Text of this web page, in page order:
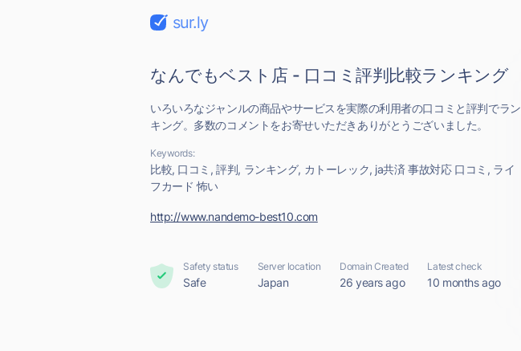
sur.ly
なんでもベスト店 - 口コミ評判比較ランキング
いろいろなジャンルの商品やサービスを実際の利用者の口コミと評判でラン
キング。多数のコメントをお寄せいただきありがとうございました。
Keywords:
比較, 口コミ, 評判, ランキング, カトーレック, ja共済 事故対応 口コミ, ライ
フカード 怖い
http://www.nandemo-best10.com
Safety status
Safe
Server location
Japan
Domain Created
26 years ago
Latest check
10 months ago